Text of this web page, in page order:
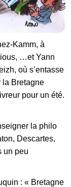
Kamm, à
…et Yann
où s’entasse
la Bretagne
pour un été.
la philo
Descartes,
un peu
: « Bretagne